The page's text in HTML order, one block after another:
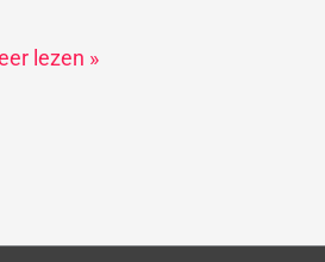
lezen »